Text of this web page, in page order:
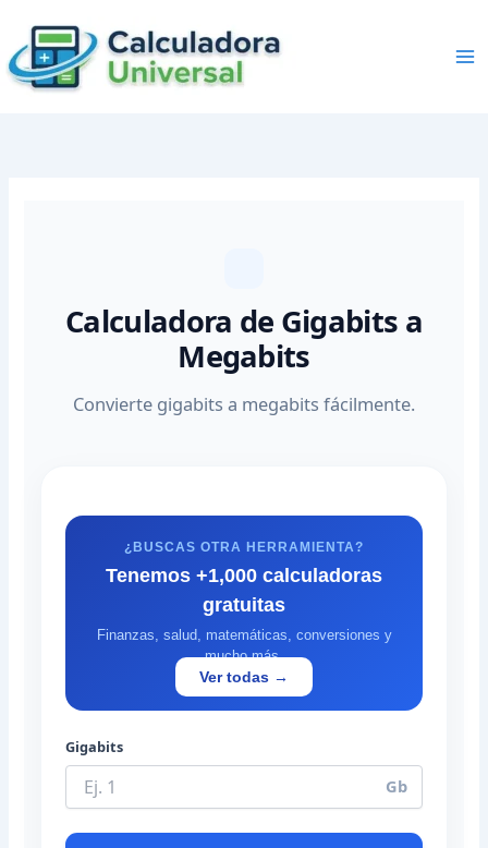
content
Calculadora de Gigabits a
Megabits
Convierte gigabits a megabits fácilmente.
¿BUSCAS OTRA HERRAMIENTA?
Tenemos +1,000 calculadoras
gratuitas
Finanzas, salud, matemáticas, conversiones y
mucho más.
Ver todas →
Gigabits
Gb